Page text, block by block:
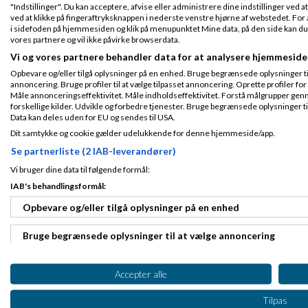
Fra Horsens
Tilmeldt 24. May
10
Bubblemedia.dk
billig i drift.
Kontakt os for
10
Parcel
designs på det.
Dine krav kan
Du skal være
er ikke prisen
forholdsmæssig
"Indstillinger". Du kan acceptere, afvise eller administrere dine indstillinger ved
ved at klikke på fingeraftryksknappen i nederste venstre hjørne af webstedet.
i sidefoden på hjemmesiden og klik på menupunktet Mine data, på den side kan
vores partnere og vil ikke påvirke browserdata.
Vi og vores partnere behandler data for at analysere
Opbevare og/eller tilgå oplysninger på en enhed. Bruge begrænsede
annoncering. Bruge profiler til at vælge tilpasset annoncering. Oprette profiler
Måle annonceringseffektivitet. Måle indholdseffektivitet. Forstå målgrupper
forskellige kilder. Udvikle og forbedre tjenester. Bruge begrænsede oplysninger
Data kan deles uden for EU og sendes til USA.
Dit samtykke og cookie gælder udelukkende for denne hjemmeside/app.
Se partnerliste (2 IAB-leverandører)
Vi bruger dine data til følgende formål:
IAB's behandlingsformål:
Opbevare og/eller tilgå oplysninger på en enhed
Bruge begrænsede oplysninger til at vælge annoncering
Oprette profiler til tilpasset annoncering
Bruge profiler til at vælge tilpasset annoncering
Accepter alle
Tilpas